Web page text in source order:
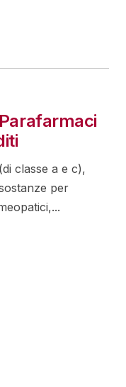
classe a e c),
per